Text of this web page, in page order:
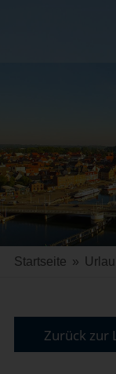
Startseite »
Zurück zur